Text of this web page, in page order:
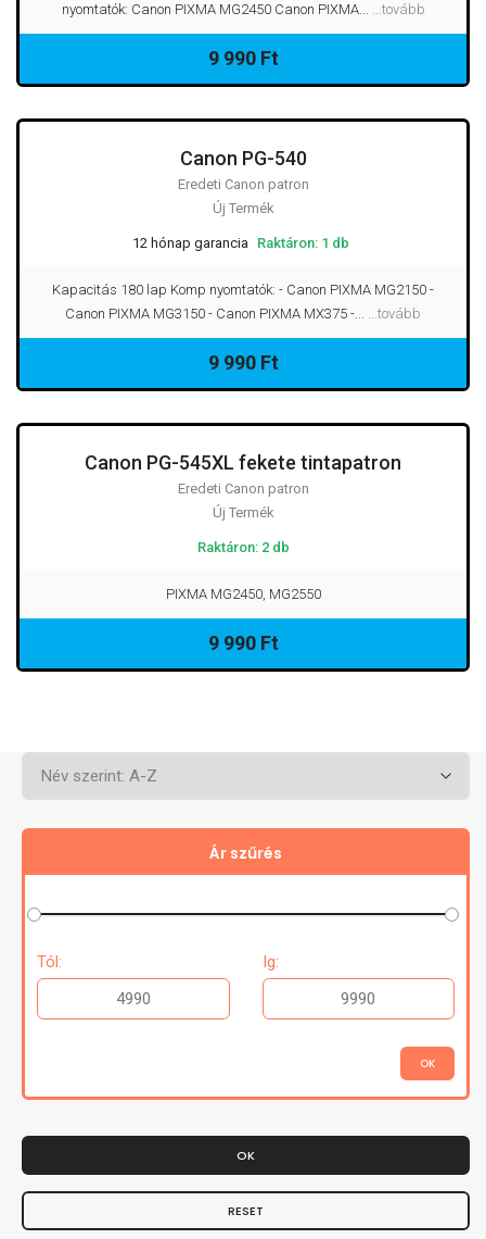
nyomtatók: Canon PIXMA MG2450 Canon PIXMA... ...tovább
9 990 Ft
Canon PG-540
Eredeti Canon patron
Új Termék
12 hónap garancia Raktáron: 1 db
Kapacitás 180 lap Komp nyomtatók: - Canon PIXMA MG2150 -
Canon PIXMA MG3150 - Canon PIXMA MX375 -... ...tovább
9 990 Ft
Canon PG-545XL fekete tintapatron
Eredeti Canon patron
Új Termék
Raktáron: 2 db
PIXMA MG2450, MG2550
9 990 Ft
Ár szűrés
Tól: Ig:
OK
RESET